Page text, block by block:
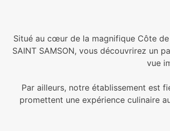
Situé au cœur de la magnifique Côte de
SAINT SAMSON, vous découvrirez un
vue
Par ailleurs, notre établissement est
promettent une expérience culinaire